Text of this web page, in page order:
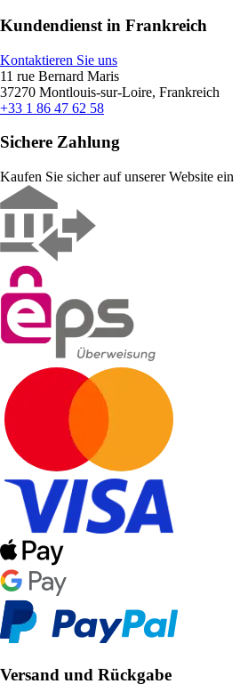
Kundendienst in Frankreich
Kontaktieren Sie uns
11 rue Bernard Maris
37270 Montlouis-sur-Loire, Frankreich
+33 1 86 47 62 58
Sichere Zahlung
Kaufen Sie sicher auf unserer Website ein
Versand und Rückgabe